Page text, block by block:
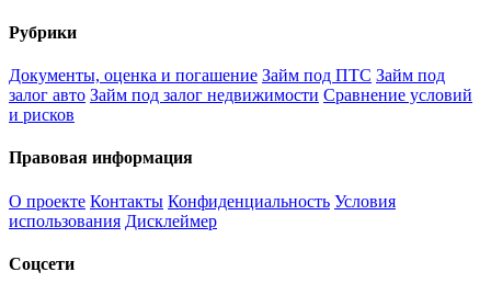
Рубрики
Документы, оценка и погашение Займ под ПТС Займ под
залог авто Займ под залог недвижимости Сравнение условий
и рисков
Правовая информация
О проекте Контакты Конфиденциальность Условия
использования Дисклеймер
Соцсети